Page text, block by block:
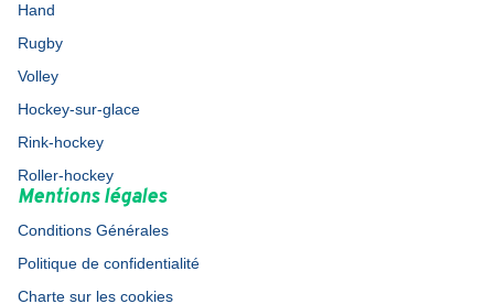
Hand
Rugby
Volley
Hockey-sur-glace
Rink-hockey
Roller-hockey
Mentions légales
Conditions Générales
Politique de confidentialité
Charte sur les cookies